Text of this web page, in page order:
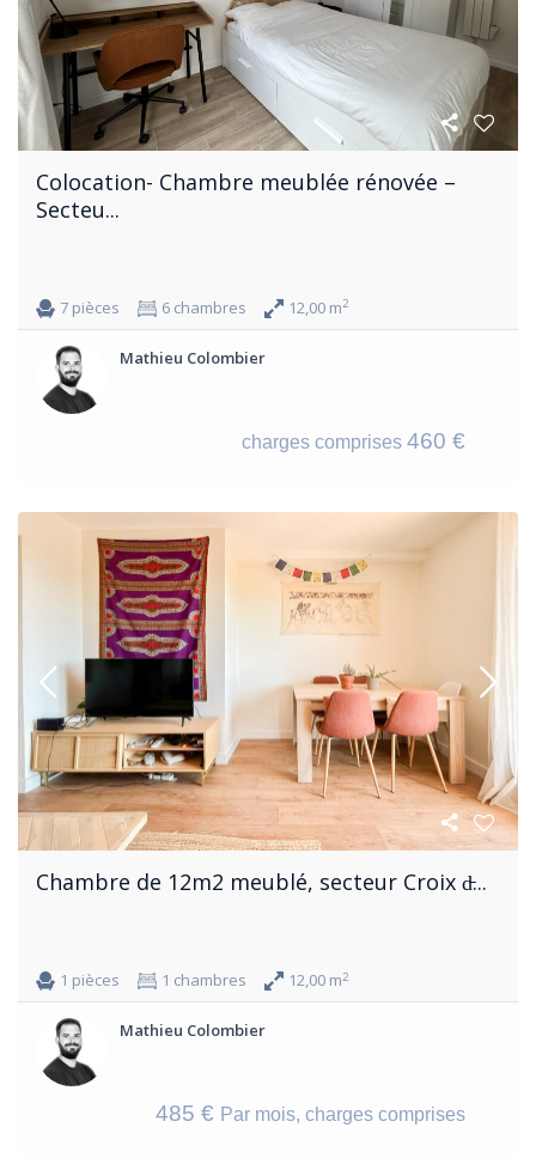
Colocation- Chambre meublée rénovée –
Secteu...
7 pièces 6 chambres 12,00 m2
Mathieu Colombier
charges comprises 460 €
Chambre de 12m2 meublé, secteur Croix d̵...
1 pièces 1 chambres 12,00 m2
Mathieu Colombier
485 € Par mois, charges comprises